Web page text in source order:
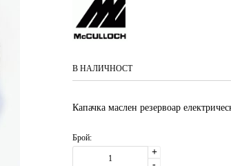
В НАЛИЧНОСТ
Капачка маслен резервоар
Брой:
+